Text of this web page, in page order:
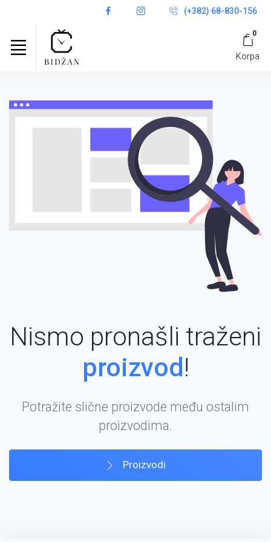
(+382) 68-830-156
0
Korpa
Nismo pronašli traženi
proizvod !
Potražite slične proizvode među ostalim
proizvodima.
Proizvodi